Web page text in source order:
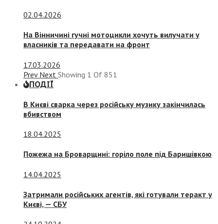
02.04.2026
На Вінничині гучні мотоцикли хочуть вилучати у
власників та передавати на фронт
17.03.2026
Prev Next Showing 1 Of 851
ПОДІЇ
В Києві сварка через російську музику закінчилась
вбивством
18.04.2025
Пожежа на Броварщині: горіло поле під Баришівкою
14.04.2025
Затримали російських агентів, які готували теракт у
Києві, — СБУ